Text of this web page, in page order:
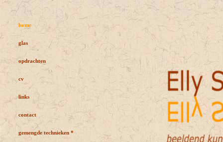
home
glas
opdrachten
cv
links
contact
gemengde technieken *